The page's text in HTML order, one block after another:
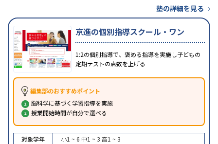
塾の詳細を見る
京進の個別指導スクール・ワン
1:2の個別指導で、褒める指導を実施し子どもの
定期テストの点数を上げる
編集部のおすすめポイント
脳科学に基づく学習指導を実施
授業開始時間が自分で選べる
対象学年 小1 ~ 6 中1 ~ 3 高1 ~ 3